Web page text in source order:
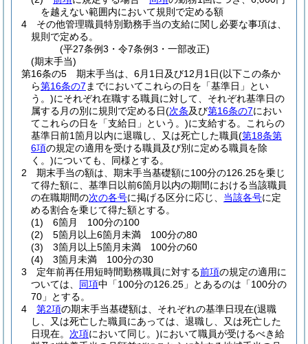
を越えない範囲内において規則で定める額
4
その他管理職員特別勤務手当の支給に関し必要な事項は、
規則で定める。
(平27条例3・令7条例3・一部改正)
(期末手当)
第16条の5
期末手当は、6月1日及び12月1日(以下この条か
ら第16条の7 までにおいてこれらの日を「基準日」とい
う。)にそれぞれ在職する職員に対して、それぞれ基準日の
属する月の別に規則で定める日(次条及び第16条の7におい
てこれらの日を「支給日」という。)に支給する。
これらの
基準日前1箇月以内に退職し、又は死亡した職員(第18条第
6項の規定の適用を受ける職員及び別に定める職員を除
く。)についても、同様とする。
2
期末手当の額は、期末手当基礎額に100分の126.25を乗じ
て得た額に、基準日以前6箇月以内の期間における当該職員
の在職期間の次の各号に掲げる区分に応じ、 当該各号に定
める割合を乗じて得た額とする。
(1)
6箇月 100分の100
(2)
5箇月以上6箇月未満 100分の80
(3)
3箇月以上5箇月未満 100分の60
(4)
3箇月未満 100分の30
3
定年前再任用短時間勤務職員に対する前項の規定の適用に
ついては、 同項中「100分の126.25」とあるのは「100分の
70」とする。
4
第2項の期末手当基礎額は、それぞれの基準日現在(退職
し、又は死亡した職員にあっては、退職し、又は死亡した
日現在。 次項において同じ。)において職員が受けるべき給